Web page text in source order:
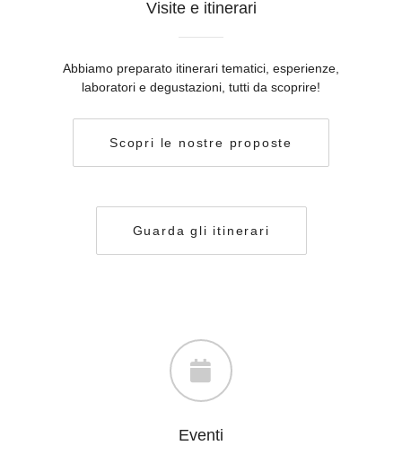
Visite e itinerari
Abbiamo preparato itinerari tematici, esperienze,
laboratori e degustazioni, tutti da scoprire!
Scopri le nostre proposte
Guarda gli itinerari
Eventi